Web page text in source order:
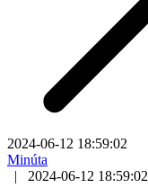
2024-06-12 18:59:02
Minúta
|
2024-06-12 18:59:02